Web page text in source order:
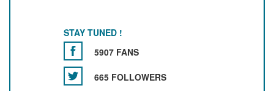
STAY TUNED !
5907 FANS
665 FOLLOWERS